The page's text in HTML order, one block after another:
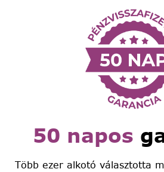
50 napos
Több ezer alkotó választotta